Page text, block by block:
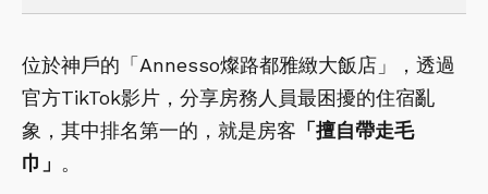
位於神戶的「Annesso燦路都雅緻大飯店」，透過
官方TikTok影片，分享房務人員最困擾的住宿亂
象，其中排名第一的，就是房客 「擅自帶走毛
巾」 。